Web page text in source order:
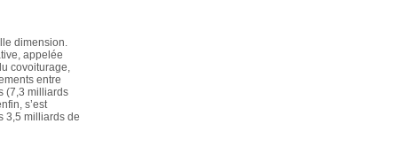
dimension.
appelée
covoiturage,
entre
(7,3 milliards
s’est
3,5 milliards de